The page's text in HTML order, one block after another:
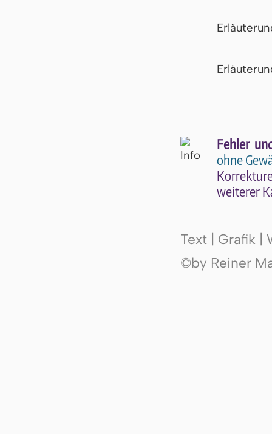
Fehler
ohne
wei­te­rer
Text | Grafik |
©by Reiner